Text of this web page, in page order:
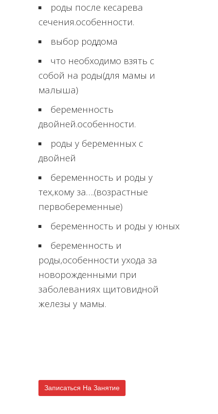
роды после кесарева
сечения.особенности.
выбор роддома
что необходимо взять с
собой на роды(для мамы и
малыша)
беременность
двойней.особенности.
роды у беременных с
двойней
беременность и роды у
тех,кому за….(возрастные
первобеременные)
беременность и роды у юных
беременность и
роды,особенности ухода за
новорожденными при
заболеваниях щитовидной
железы у мамы.
Записаться На Занятие